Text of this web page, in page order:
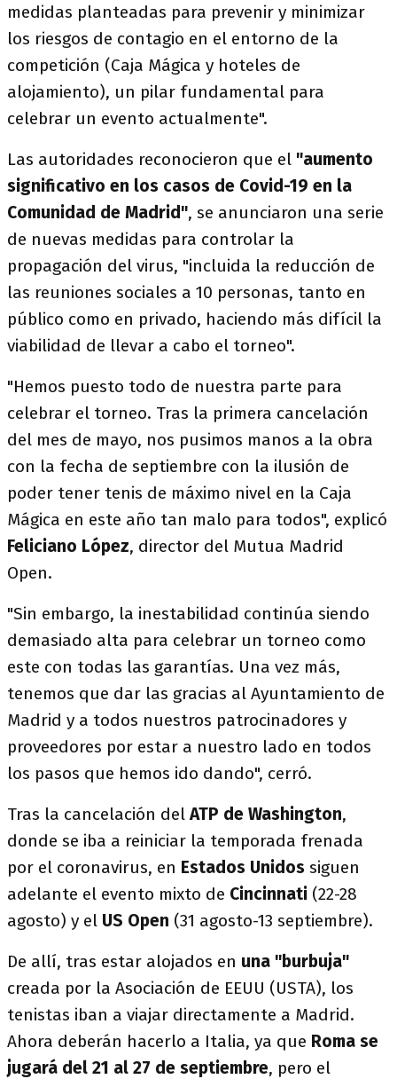
medidas planteadas para prevenir y minimizar
los riesgos de contagio en el entorno de la
competición (Caja Mágica y hoteles de
alojamiento), un pilar fundamental para
celebrar un evento actualmente".
Las autoridades reconocieron que el "aumento
significativo en los casos de Covid-19 en la
Comunidad de Madrid", se anunciaron una serie
de nuevas medidas para controlar la
propagación del virus, "incluida la reducción de
las reuniones sociales a 10 personas, tanto en
público como en privado, haciendo más difícil la
viabilidad de llevar a cabo el torneo".
"Hemos puesto todo de nuestra parte para
celebrar el torneo. Tras la primera cancelación
del mes de mayo, nos pusimos manos a la obra
con la fecha de septiembre con la ilusión de
poder tener tenis de máximo nivel en la Caja
Mágica en este año tan malo para todos", explicó
Feliciano López, director del Mutua Madrid
Open.
"Sin embargo, la inestabilidad continúa siendo
demasiado alta para celebrar un torneo como
este con todas las garantías. Una vez más,
tenemos que dar las gracias al Ayuntamiento de
Madrid y a todos nuestros patrocinadores y
proveedores por estar a nuestro lado en todos
los pasos que hemos ido dando", cerró.
Tras la cancelación delATP de Washington,
donde se iba a reiniciar la temporada frenada
por el coronavirus, en Estados Unidos siguen
adelante el evento mixto de Cincinnati (22-28
agosto) y el US Open (31 agosto-13 septiembre).
De allí, tras estar alojados en una "burbuja"
creada por la Asociación de EEUU (USTA), los
tenistas iban a viajar directamente a Madrid.
Ahora deberán hacerlo a Italia, ya que Roma se
jugará del 21 al 27 de septiembre, pero el